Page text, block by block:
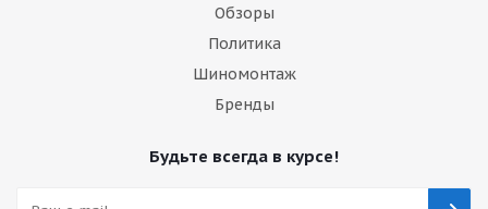
Обзоры
Политика
Шиномонтаж
Бренды
Будьте всегда в курсе!